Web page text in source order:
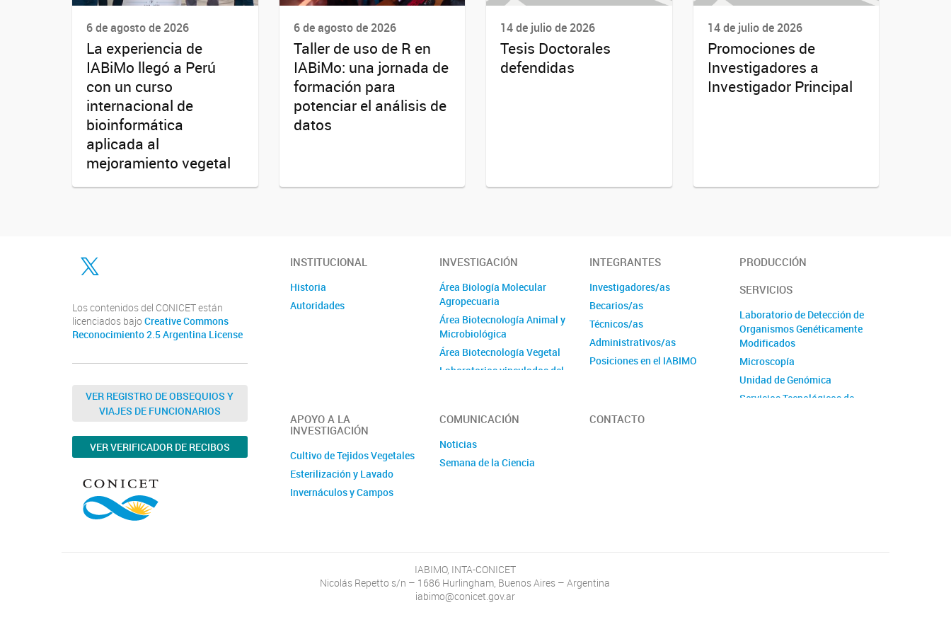
6 de agosto de 2026
La experiencia de
IABiMo llegó a Perú
con un curso
internacional de
bioinformática
aplicada al
mejoramiento vegetal
6 de agosto de 2026
Taller de uso de R en
IABiMo: una jornada de
formación para
potenciar el análisis de
datos
14 de julio de 2026
Tesis Doctorales
defendidas
14 de julio de 2026
Promociones de
Investigadores a
Investigador Principal
Twitter
Los contenidos del CONICET están
licenciados bajo Creative Commons
Reconocimiento 2.5 Argentina License
VER REGISTRO DE OBSEQUIOS Y
VIAJES DE FUNCIONARIOS
VER VERIFICADOR DE RECIBOS
INSTITUCIONAL
Historia
Autoridades
INVESTIGACIÓN
Área Biología Molecular
Agropecuaria
Área Biotecnología Animal y
Microbiológica
Área Biotecnología Vegetal
Laboratorios vinculados del
Laboratorios vinculados del
A. Favret (IGEAF)
INTEGRANTES
Investigadores/as
Becarios/as
Técnicos/as
Administrativos/as
Posiciones en el IABIMO
PRODUCCIÓN
SERVICIOS
Laboratorio de Detección de
Organismos Genéticamente
Modificados
Microscopía
Unidad de Genómica
Servicios Tecnológicos de
APOYO A LA
INVESTIGACIÓN
Cultivo de Tejidos Vegetales
Esterilización y Lavado
Invernáculos y Campos
COMUNICACIÓN
Noticias
Semana de la Ciencia
CONTACTO
IABIMO, INTA-CONICET
Nicolás Repetto s/n – 1686 Hurlingham, Buenos Aires – Argentina
iabimo@conicet.gov.ar